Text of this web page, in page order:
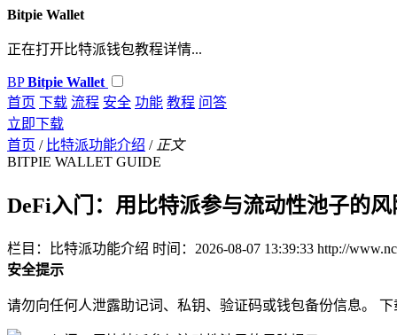
Bitpie Wallet
正在打开比特派钱包教程详情...
BP Bitpie Wallet
首页 下载 流程 安全 功能 教程 问答
立即下载
首页 / 比特派功能介绍 / 正文
BITPIE WALLET GUIDE
DeFi入门：用比特派参与流动性池子的
栏目：比特派功能介绍 时间：2026-08-07 13:39:33 http://
安全提示
请勿向任何人泄露助记词、私钥、验证码或钱包备份信息。